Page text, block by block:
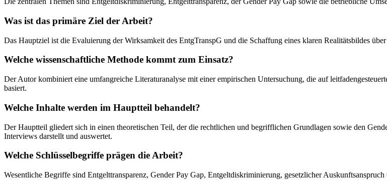
Was ist das primäre Ziel der Arbeit?
Das Hauptziel ist die Evaluierung der Wirksamkeit des EntgTranspG und die Schaffung eines klaren Realitätsbildes
Welche wissenschaftliche Methode kommt zum Einsatz?
Der Autor kombiniert eine umfangreiche Literaturanalyse mit einer empirischen Untersuchung, die auf
basiert.
Welche Inhalte werden im Hauptteil behandelt?
Der Hauptteil gliedert sich in einen theoretischen Teil, der die rechtlichen und begrifflichen Grundlagen sowie den
Interviews darstellt und auswertet.
Welche Schlüsselbegriffe prägen die Arbeit?
Wesentliche Begriffe sind Entgelttransparenz, Gender Pay Gap, Entgeltdiskriminierung, gesetzlicher